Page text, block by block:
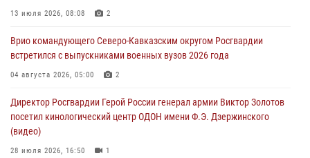
В Зауралье при содействии СОБР Росгвардии ликвидирована
06 августа 2026, 11:27
В Москве росгвардейцы задержали троих мужчин, устроивших
06 августа 2026, 11:20 1
13 июля 2026, 08:08 2
Врио командующего Северо-Кавказским округом Росгвардии
встретился с выпускниками военных вузов 2026 года
04 августа 2026, 05:00 2
Директор Росгвардии Герой России генерал армии Виктор Золотов
посетил кинологический центр ОДОН имени Ф.Э. Дзержинского
(видео)
28 июля 2026, 16:50 1